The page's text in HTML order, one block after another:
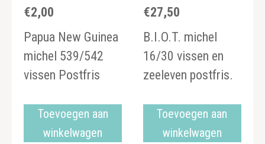
€2,00
Papua New Guinea
michel 539/542
vissen Postfris
Toevoegen aan
winkelwagen
€27,50
B.I.O.T. michel
16/30 vissen en
zeeleven postfris.
Toevoegen aan
winkelwagen